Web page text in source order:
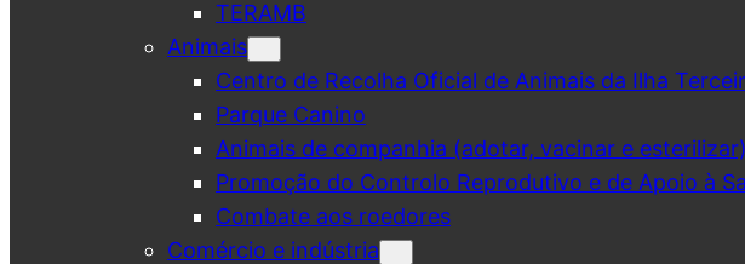
TERAMB
Animais
Centro de Recolha Oficial de Animais da Ilha
Parque Canino
Animais de companhia (adotar, vacinar e esterilizar)
Promoção do Controlo Reprodutivo e de Apoio à
Combate aos roedores
Comércio e indústria